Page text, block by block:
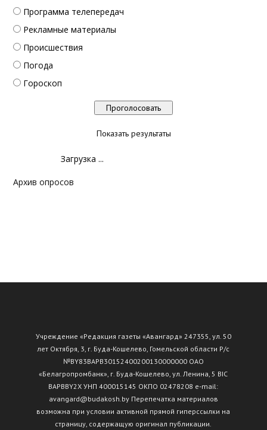
Программа телепередач
Рекламные материалы
Происшествия
Погода
Гороскоп
Показать результаты
Загрузка ...
Архив опросов
Учреждение «Редакция газеты «Авангард» 247355, ул. 50
лет Октября, 3, г. Буда-Кошелево, Гомельской области Р/с
№ВY83ВАРВ30152400200130000000 ОАО
«Белагропромбанк», г. Буда-Кошелево, ул. Ленина, 5 BIC
BAPBBY2X УНП 400015145 ОКПО 02478208 e-mail:
avangard@budakosh.by Перепечатка материалов
возможна при условии активной прямой гиперссылки на
страницу, содержащую оригинал публикации.